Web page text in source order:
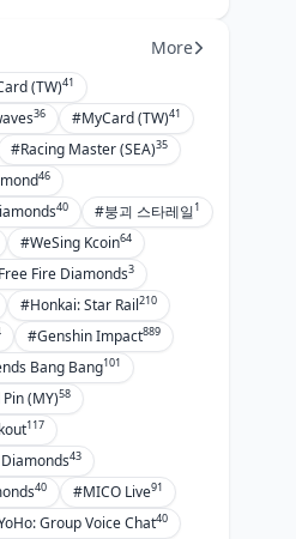
More
(TW)41
36 #MyCard (TW)41
#Racing Master (SEA)35
46
40 #붕괴 스타레일1
#WeSing Kcoin64
Fire Diamonds3
#Honkai: Star Rail210
#Genshin Impact889
Bang Bang101
(MY)58
117
43
40 #MICO Live91
Group Voice Chat40